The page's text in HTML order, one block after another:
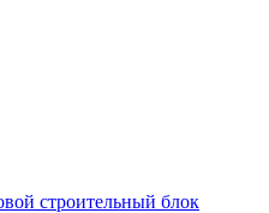
строительный блок